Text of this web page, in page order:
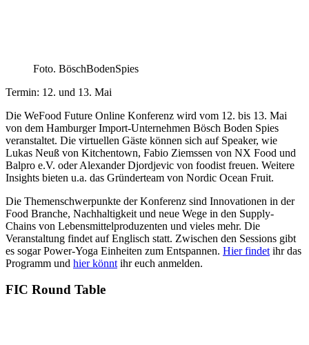
Foto. BöschBodenSpies
Termin: 12. und 13. Mai
Die WeFood Future Online Konferenz wird vom 12. bis 13. Mai
von dem Hamburger Import-Unternehmen Bösch Boden Spies
veranstaltet. Die virtuellen Gäste können sich auf Speaker, wie
Lukas Neuß von Kitchentown, Fabio Ziemssen von NX Food und
Balpro e.V. oder Alexander Djordjevic von foodist freuen. Weitere
Insights bieten u.a. das Gründerteam von Nordic Ocean Fruit.
Die Themenschwerpunkte der Konferenz sind Innovationen in der
Food Branche, Nachhaltigkeit und neue Wege in den Supply-
Chains von Lebensmittelproduzenten und vieles mehr. Die
Veranstaltung findet auf Englisch statt. Zwischen den Sessions gibt
es sogar Power-Yoga Einheiten zum Entspannen. Hier findet ihr das
Programm und hier könnt ihr euch anmelden.
FIC Round Table